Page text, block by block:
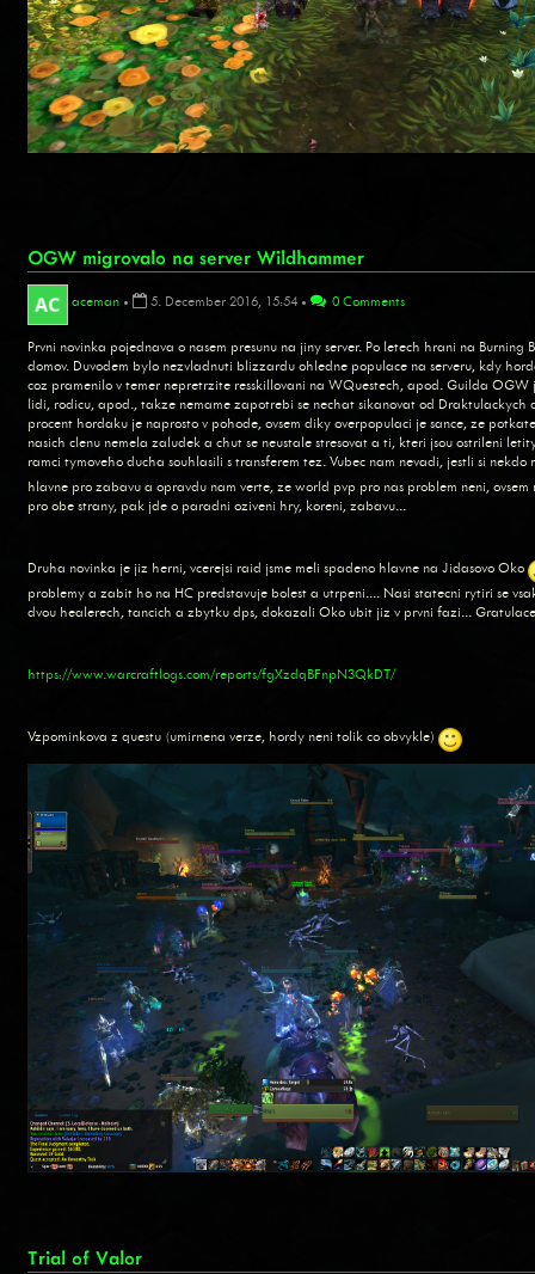
OGW migrovalo na server Wildhammer
aceman • 5. December 2016, 15:54 • 0 Comments
Prvni novinka pojednava o nasem presunu na jiny server. Po letech hrani na Burning
domov. Duvodem bylo nezvladnuti blizzardu ohledne populace na serveru, kdy
coz pramenilo v temer nepretrzite resskillovani na WQuestech, apod. Guilda
lidi, rodicu, apod., takze nemame zapotrebi se nechat sikanovat od Draktulackych
procent hordaku je naprosto v pohode, ovsem diky overpopulaci je sance, ze
nasich clenu nemela zaludek a chut se neustale stresovat a ti, kteri jsou ostrileni
ramci tymoveho ducha souhlasili s transferem tez. Vubec nam nevadi, jestli si nekdo
hlavne pro zabavu a opravdu nam verte, ze world pvp pro nas problem neni,
pro obe strany, pak jde o paradni oziveni hry, koreni, zabavu...
Druha novinka je jiz herni, vcerejsi raid jsme meli spadeno hlavne na Jidasovo Oko
problemy a zabit ho na HC predstavuje bolest a utrpeni.... Nasi statecni rytiri se
dvou healerech, tancich a zbytku dps, dokazali Oko ubit jiz v prvni fazi...
https://www.warcraftlogs.com/reports/fgXzdqBFnpN3QkDT/
Vzpominkova z questu (umirnena verze, hordy neni tolik co obvykle)
Trial of Valor